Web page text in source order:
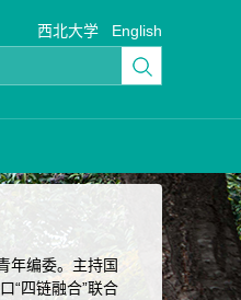
西北大学 English
年编委。主持国
“四链融合”联合